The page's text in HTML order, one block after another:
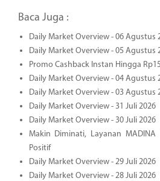
Baca Juga :
Daily Market Overview - 06 Agustus
Daily Market Overview - 05 Agustus
Promo Cashback Instan Hingga
Daily Market Overview - 04 Agustus
Daily Market Overview - 03 Agustus
Daily Market Overview - 31 Juli 2026
Daily Market Overview - 30 Juli 2026
Makin Diminati, Layanan
Positif
Daily Market Overview - 29 Juli 2026
Daily Market Overview - 28 Juli 2026